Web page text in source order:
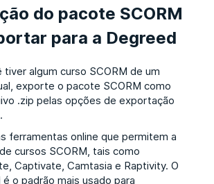
do pacote SCORM
para a Degreed
tiver algum curso SCORM de um
exporte o pacote SCORM como
.zip pelas opções de exportação
ferramentas online que permitem a
cursos SCORM, tais como
Captivate, Camtasia e Raptivity. O
é o padrão mais usado para